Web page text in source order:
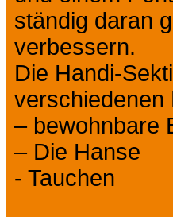
ständig daran
verbessern.
Die Handi-
verschiedenen
– bewohnbare
– Die Hanse
- Tauchen